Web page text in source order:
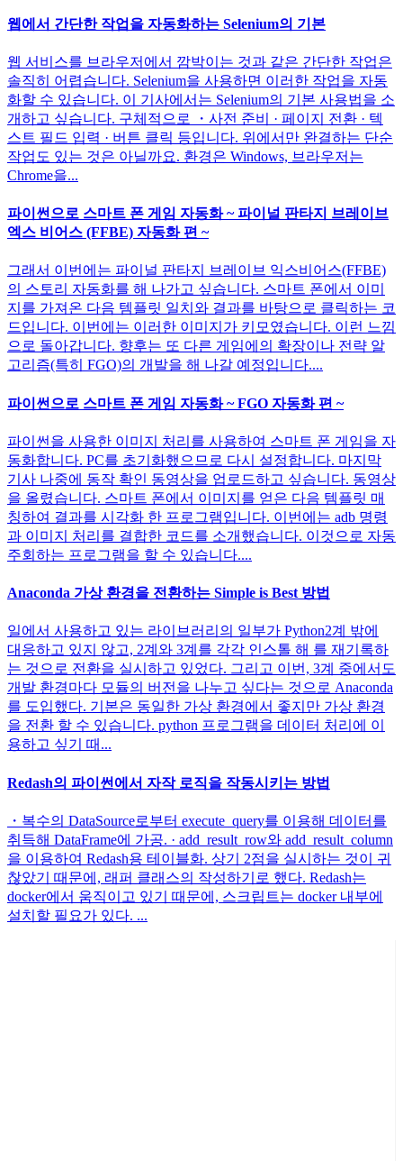
웹에서 간단한 작업을 자동화하는 Selenium의 기본
웹 서비스를 브라우저에서 깜박이는 것과 같은 간단한 작업은
솔직히 어렵습니다. Selenium을 사용하면 이러한 작업을 자동
화할 수 있습니다. 이 기사에서는 Selenium의 기본 사용법을 소
개하고 싶습니다. 구체적으로 ・사전 준비 · 페이지 전환 · 텍
스트 필드 입력 · 버튼 클릭 등입니다. 위에서만 완결하는 단순
작업도 있는 것은 아닐까요. 환경은 Windows, 브라우저는
Chrome을...
파이썬으로 스마트 폰 게임 자동화 ~ 파이널 판타지 브레이브
엑스 비어스 (FFBE) 자동화 편 ~
그래서 이번에는 파이널 판타지 브레이브 익스비어스(FFBE)
의 스토리 자동화를 해 나가고 싶습니다. 스마트 폰에서 이미
지를 가져온 다음 템플릿 일치와 결과를 바탕으로 클릭하는 코
드입니다. 이번에는 이러한 이미지가 키모였습니다. 이런 느낌
으로 돌아갑니다. 향후는 또 다른 게임에의 확장이나 전략 알
고리즘(특히 FGO)의 개발을 해 나갈 예정입니다....
파이썬으로 스마트 폰 게임 자동화 ~ FGO 자동화 편 ~
파이썬을 사용한 이미지 처리를 사용하여 스마트 폰 게임을 자
동화합니다. PC를 초기화했으므로 다시 설정합니다. 마지막
기사 나중에 동작 확인 동영상을 업로드하고 싶습니다. 동영상
을 올렸습니다. 스마트 폰에서 이미지를 얻은 다음 템플릿 매
칭하여 결과를 시각화 한 프로그램입니다. 이번에는 adb 명령
과 이미지 처리를 결합한 코드를 소개했습니다. 이것으로 자동
주회하는 프로그램을 할 수 있습니다....
Anaconda 가상 환경을 전환하는 Simple is Best 방법
일에서 사용하고 있는 라이브러리의 일부가 Python2계 밖에
대응하고 있지 않고, 2계와 3계를 각각 인스톨 해 를 재기록하
는 것으로 전환을 실시하고 있었다. 그리고 이번, 3계 중에서도
개발 환경마다 모듈의 버전을 나누고 싶다는 것으로 Anaconda
를 도입했다. 기본은 동일한 가상 환경에서 좋지만 가상 환경
을 전환 할 수 있습니다. python 프로그램을 데이터 처리에 이
용하고 싶기 때...
Redash의 파이썬에서 자작 로직을 작동시키는 방법
・복수의 DataSource로부터 execute_query를 이용해 데이터를
취득해 DataFrame에 가공. · add_result_row와 add_result_column
을 이용하여 Redash용 테이블화. 상기 2점을 실시하는 것이 귀
찮았기 때문에, 래퍼 클래스의 작성하기로 했다. Redash는
docker에서 움직이고 있기 때문에, 스크립트는 docker 내부에
설치할 필요가 있다. ...